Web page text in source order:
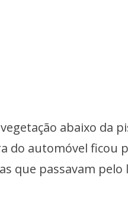
abaixo da
do automóvel ficou
que passavam pelo